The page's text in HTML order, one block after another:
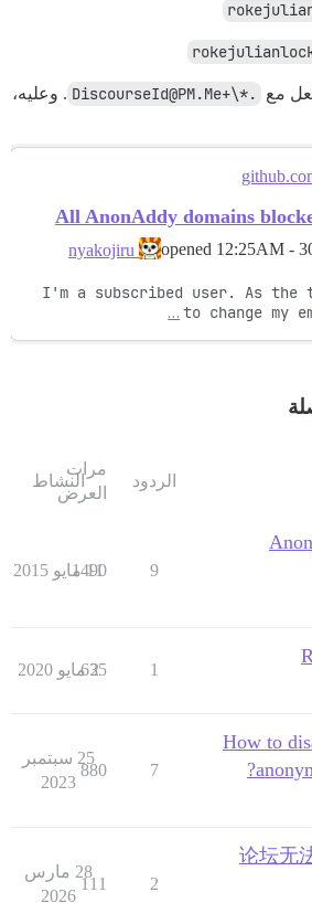
مع .*\+DiscourseId@PM.Me
. وعليه،
All AnonAddy domains
opened 12:25AM -
I'm a subscribed user. As
to change my
…
الردود
مرات
العرض
النشاط
9
1490
11 مايو 2015
1
635
2 مايو 2020
How to
7
880
25 سبتمبر
2023
论坛无
2
111
28 مارس
2026